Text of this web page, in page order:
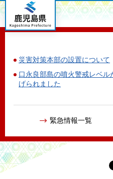
鹿児島県
災害対策本部の設置について
口永良部島の噴火警戒レベ
げられました
緊急情報一覧